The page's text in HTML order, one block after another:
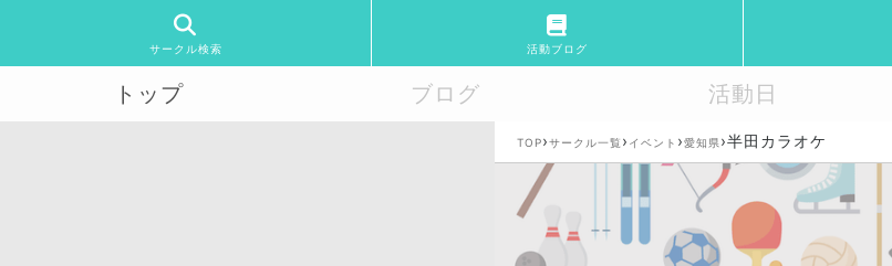
サークル検索 活動ブログ
トップ ブログ 活動日
TOP›サークル一覧 › イベント ›愛知県›半田カラオケ